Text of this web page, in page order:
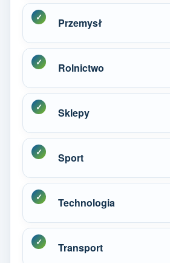
Przemysł
Rolnictwo
Sklepy
Sport
Technologia
Transport